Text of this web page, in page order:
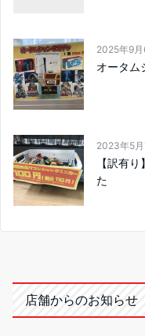
2025年9月
オータ
2023年5月
【訳有
た
店舗からのお知らせ